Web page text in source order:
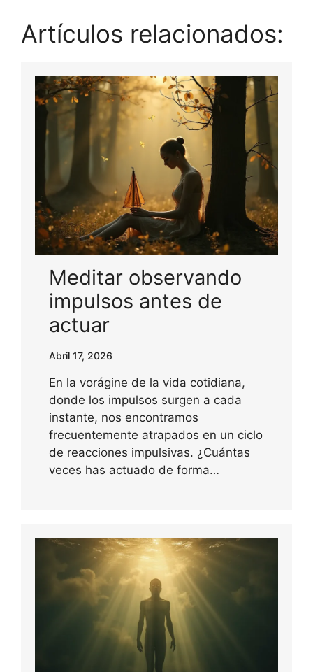
Artículos relacionados:
Meditar observando
impulsos antes de
actuar
Abril 17, 2026
En la vorágine de la vida cotidiana,
donde los impulsos surgen a cada
instante, nos encontramos
frecuentemente atrapados en un ciclo
de reacciones impulsivas. ¿Cuántas
veces has actuado de forma…